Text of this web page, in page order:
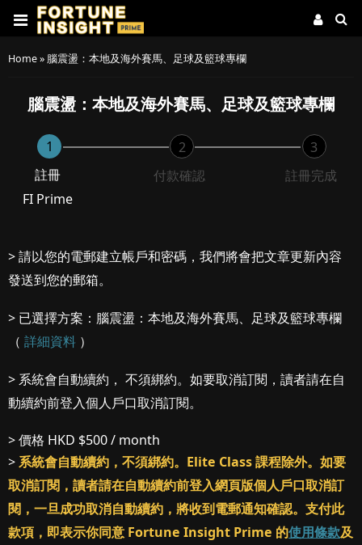
Home» 腦震盪：本地及海外賽馬、足球及籃球專欄
腦震盪：本地及海外賽馬、足球及籃球專欄
1
註冊
FI Prime
2
付款確認
3
註冊完成
> 請以您的電郵建立帳戶和密碼，我們將會把文章更新內容
發送到您的郵箱。
> 已選擇方案：腦震盪：本地及海外賽馬、足球及籃球專欄
（ 詳細資料 ）
> 系統會自動續約， 不須綁約。如要取消訂閱，讀者請在自
動續約前登入個人戶口取消訂閱。
> 價格 HKD $500 / month
>系統會自動續約，不須綁約。Elite Class 課程除外。如要
取消訂閱，讀者請在自動續約前登入網頁版個人戶口取消訂
閱，一旦成功取消自動續約，將收到電郵通知確認。支付此
款項，即表示你同意 Fortune Insight Prime 的使用條款及